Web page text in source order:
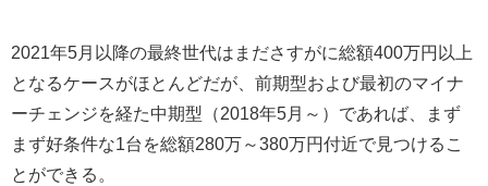
2021年5月以降の最終世代はまださすがに総額400万円以上
となるケースがほとんどだが、前期型および最初のマイナ
ーチェンジを経た中期型（2018年5月～）であれば、まず
まず好条件な1台を総額280万～380万円付近で見つけるこ
とができる。